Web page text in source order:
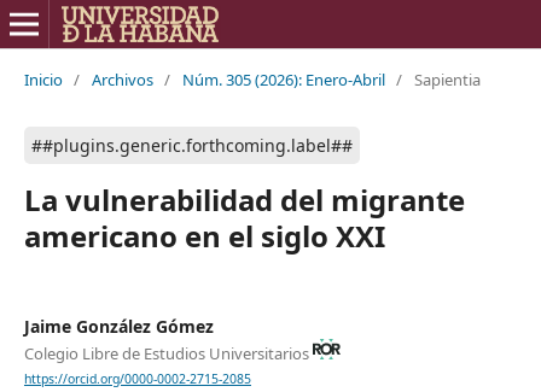
Inicio / Archivos / Núm. 305 (2026): Enero-Abril / Sapientia
##plugins.generic.forthcoming.label##
La vulnerabilidad del migrante
americano en el siglo XXI
Jaime González Gómez
Colegio Libre de Estudios Universitarios
https://orcid.org/0000-0002-2715-2085